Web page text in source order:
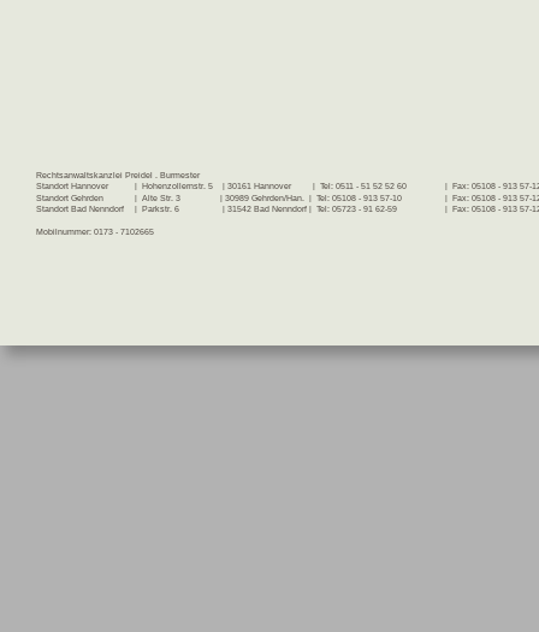
Rechtsanwaltskanzlei Preidel . Burmester
Standort Hannover
|  Hohenzollernstr. 5    | 30161 Hannover         |  Tel: 0511 - 51 52 52 60
|  Fax: 05108 - 913 57-
Standort Gehrden
|  Alte Str. 3
   | 30989 Gehrden/Han.  |  Tel: 05108 - 913 57-10
|  Fax: 05108 - 913 57-
Standort Bad Nenndorf
|  Parkstr. 6                  | 31542 Bad Nenndorf |  Tel: 05723 - 91 62-59 |  Fax: 05108 - 913 57-
Mobilnummer: 0173 - 7102665